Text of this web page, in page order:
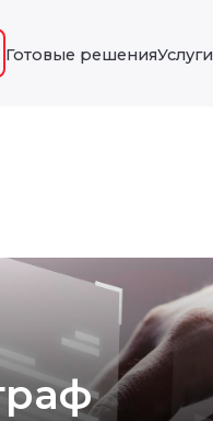
Готовые решенияУслуги